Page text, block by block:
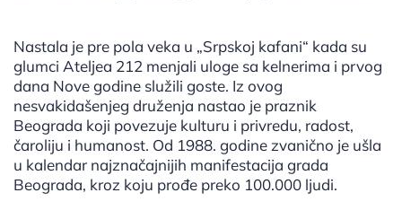
Nastala je pre pola veka u „Srpskoj kafani“ kada su
glumci Ateljea 212 menjali uloge sa kelnerima i prvog
dana Nove godine služili goste. Iz ovog
nesvakidašenjeg druženja nastao je praznik
Beograda koji povezuje kulturu i privredu, radost,
čaroliju i humanost. Od 1988. godine zvanično je ušla
u kalendar najznačajnijih manifestacija grada
Beograda, kroz koju prođe preko 100.000 ljudi.